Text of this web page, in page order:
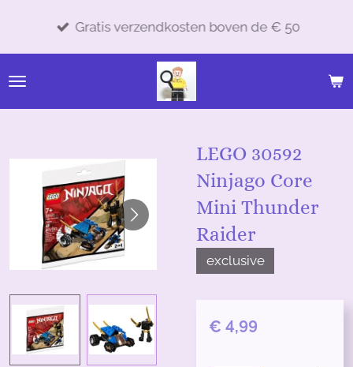
de
hoofdinhoud
Gratis verzendkosten boven de € 50
LEGO 30592
Ninjago Core
Mini Thunder
Raider
exclusive
€ 4,99